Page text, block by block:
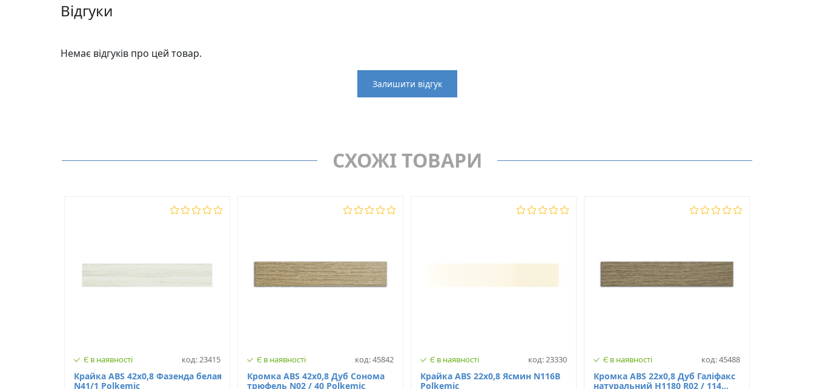
Відгуки
Немає відгуків про цей товар.
Залишити відгук
Модель
Н3331
Ширина, мм
23
СХОЖІ ТОВАРИ
Є в наявності код: 23415
Крайка ABS 42х0,8 Фазенда белая
N41/1 Polkemic
Є в наявності код: 45842
Кромка ABS 42х0,8 Дуб Сонома
трюфель N02 / 40 Polkemic
Є в наявності код: 23330
Крайка ABS 22х0,8 Ясмин N116В
Polkemic
Є в наявності код: 45488
Кромка ABS 22х0,8 Дуб Галіфакс
натуральний H1180 R02 / 114